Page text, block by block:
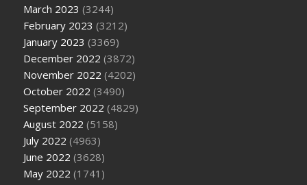
March 2023 (3244)
February 2023 (3212)
January 2023 (3369)
December 2022 (3872)
November 2022 (4202)
October 2022 (3490)
September 2022 (4829)
August 2022 (5158)
July 2022 (4963)
June 2022 (3628)
May 2022 (1741)